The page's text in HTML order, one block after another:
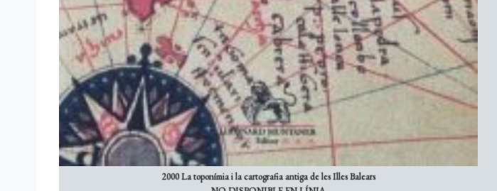
2000 La toponímia i la cartografia antiga de les Illes Balears